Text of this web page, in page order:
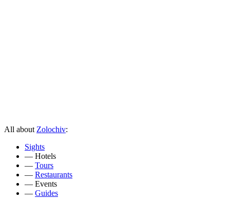
All about Zolochiv:
Sights
— Hotels
— Tours
— Restaurants
— Events
— Guides